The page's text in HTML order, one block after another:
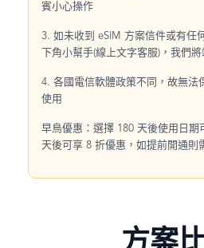
賓小心操作
3. 如未收到 eSIM 方案信件或有任
下角小幫手(線上文字客服)，我們
4. 各國電信軟體政策不同，故無法
使用
早鳥優惠：選擇 180 天後使用日期
天後可享 8 折優惠，如提前開通則
方案